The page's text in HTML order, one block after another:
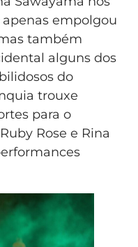
empolgou
também
alguns dos
do
trouxe
para o
Rose e Rina